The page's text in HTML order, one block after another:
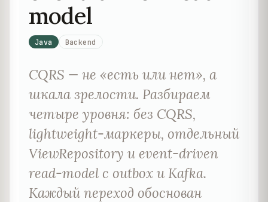
model
Java Backend
CQRS — не «есть или нет», а
шкала зрелости. Разбираем
четыре уровня: без CQRS,
lightweight-маркеры, отдельный
ViewRepository и event-driven
read-model с outbox и Kafka.
Каждый переход обоснован